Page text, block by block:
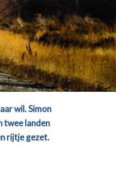
wil. Simon
twee landen
rijtje gezet.